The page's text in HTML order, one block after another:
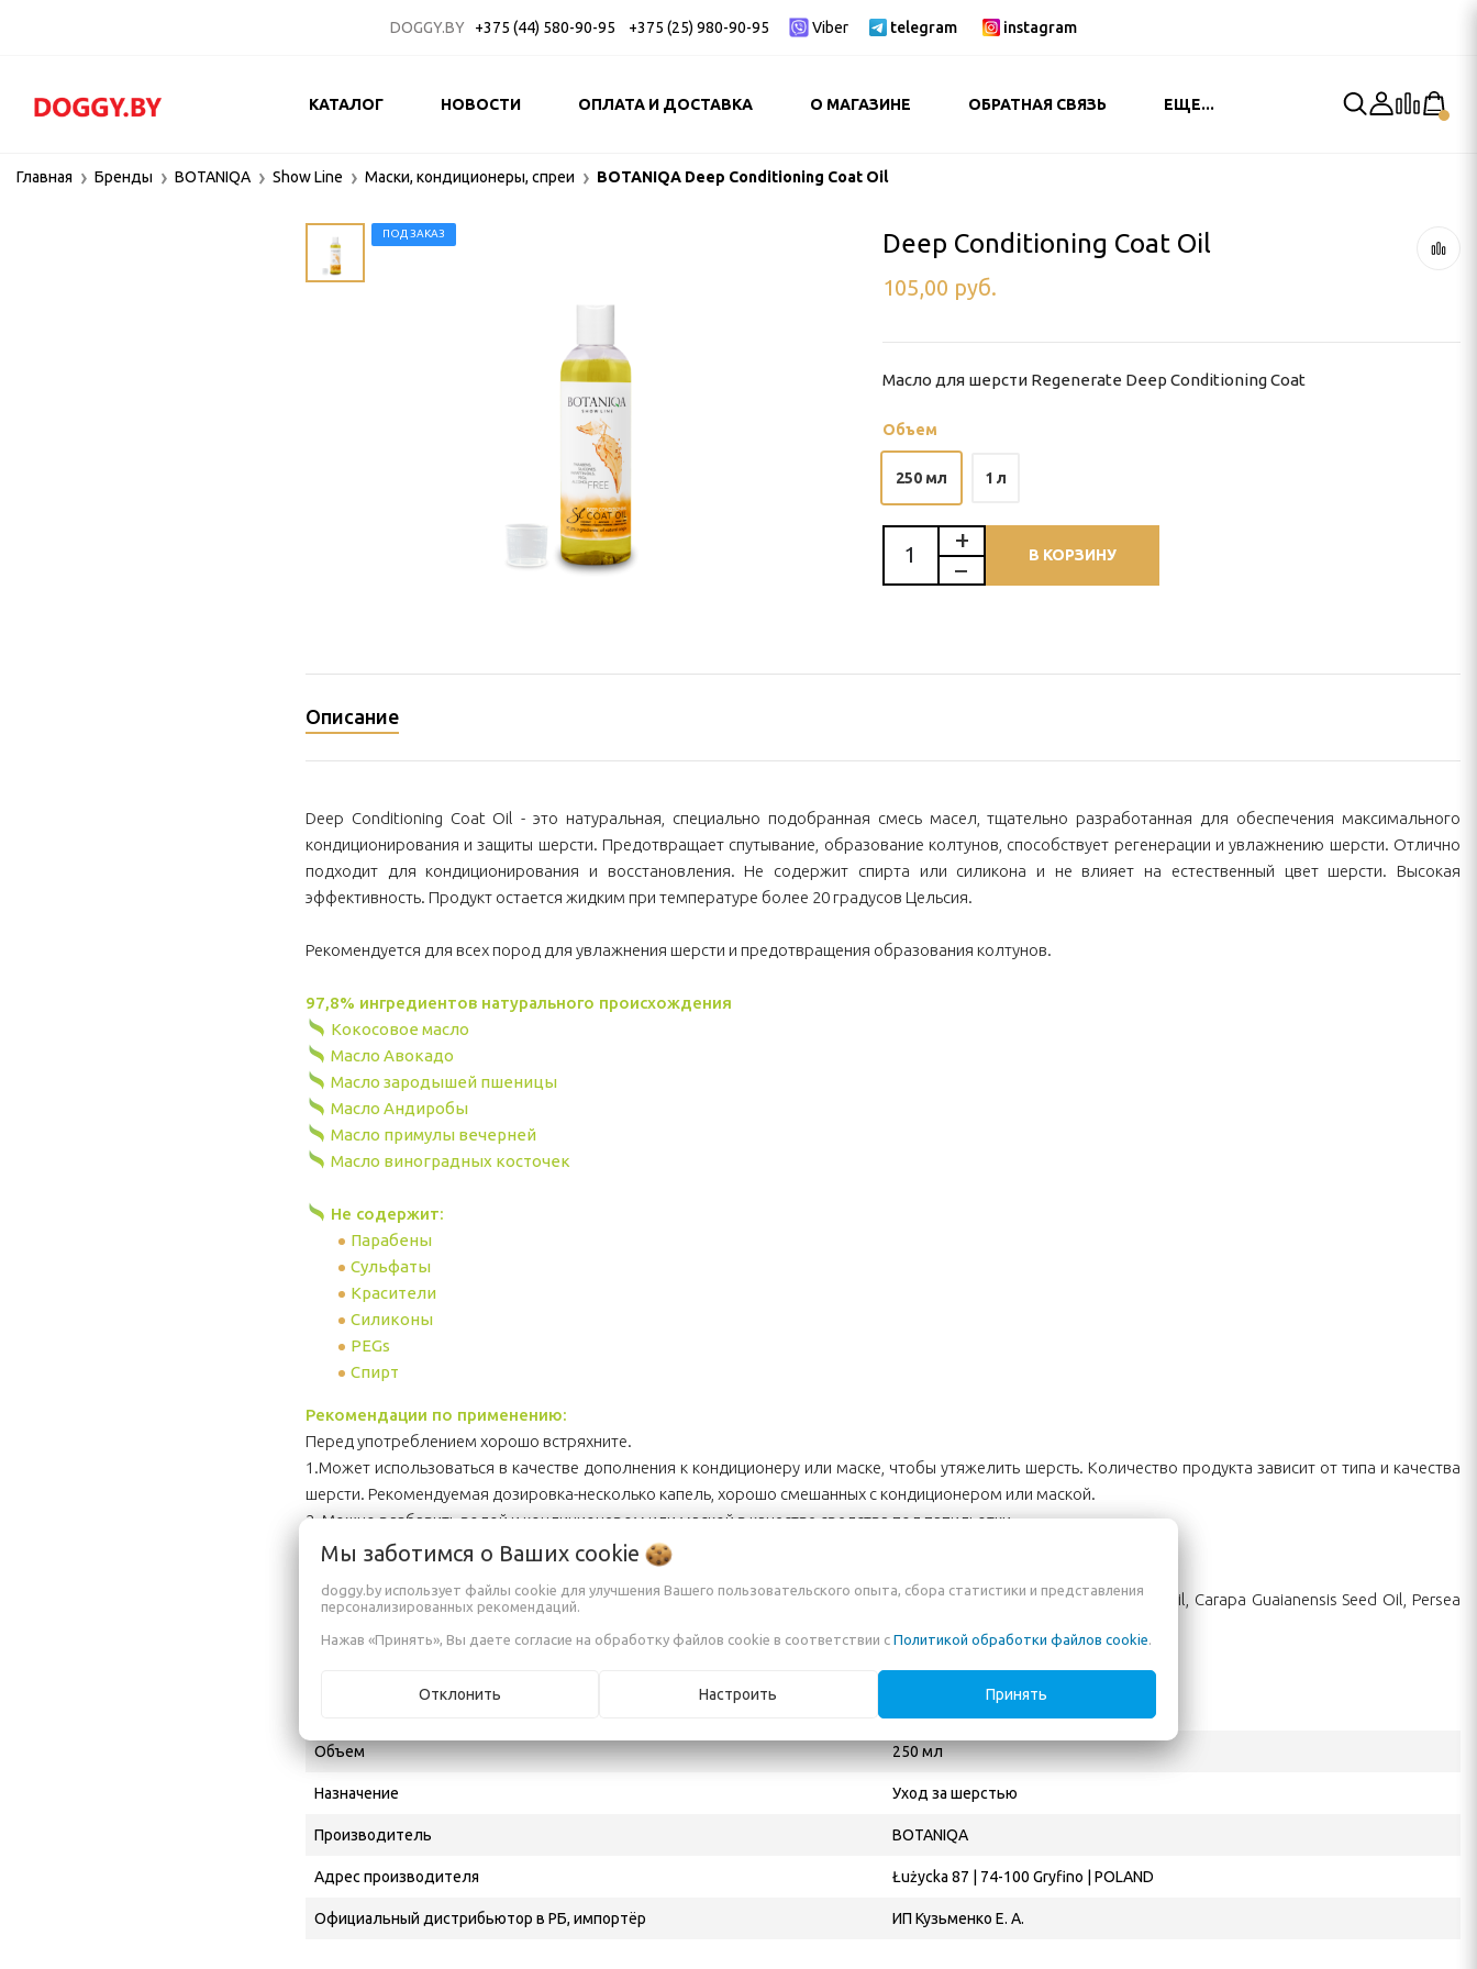
DOGGY.BY +375 (44) 580-90-95 +375 (25) 980-90-95 Viber telegram instagram
КАТАЛОГ НОВОСТИ ОПЛАТА И ДОСТАВКА О МАГАЗИНЕ ОБРАТНАЯ СВЯЗЬ ЕЩЕ...
Главная Бренды BOTANIQA Show Line Маски, кондиционеры, спреи BOTANIQA Deep Conditioning Coat Oil
ПОД ЗАКАЗ Deep Conditioning Coat Oil
105,00 руб.
Масло для шерсти Regenerate Deep Conditioning Coat
Объем
250 мл 1 л
В КОРЗИНУ
Описание
Deep Conditioning Coat Oil - это натуральная, специально подобранная смесь масел, тщательно разработанная для обеспечения максимального
кондиционирования и защиты шерсти. Предотвращает спутывание, образование колтунов, способствует регенерации и увлажнению шерсти. Отлично
подходит для кондиционирования и восстановления. Не содержит спирта или силикона и не влияет на естественный цвет шерсти. Высокая
эффективность. Продукт остается жидким при температуре более 20 градусов Цельсия.
Рекомендуется для всех пород для увлажнения шерсти и предотвращения образования колтунов.
97,8% ингредиентов натурального происхождения
Кокосовое масло
Масло Авокадо
Масло зародышей пшеницы
Масло Андиробы
Масло примулы вечерней
Масло виноградных косточек
Не содержит:
Парабены
Сульфаты
Красители
Силиконы
PEGs
Спирт
Рекомендации по применению:
Перед употреблением хорошо встряхните.
1.Может использоваться в качестве дополнения к кондиционеру или маске, чтобы утяжелить шерсть. Количество продукта зависит от типа и качества
шерсти. Рекомендуемая дозировка-несколько капель, хорошо смешанных с кондиционером или маской.
2. Можно разбавить водой и кондиционером или маской в качестве средства под папильотки.
Cocos Nucifera Oil, Helianthus Annuus Seed Oil, Triticum Vulgare Germ Oil, Vitis Vinifera Seed Oil, Oenothera Biennis Oil, Carapa Guaianensis Seed Oil, Persea
Характеристики
Объем 250 мл
Назначение Уход за шерстью
Производитель BOTANIQA
Адрес производителя Łużycka 87 | 74-100 Gryfino | POLAND
Официальный дистрибьютор в РБ, импортёр ИП Кузьменко Е. А.
Мы заботимся о Ваших cookie
doggy.by использует файлы cookie для улучшения Вашего пользовательского опыта, сбора статистики и представления
персонализированных рекомендаций.
Нажав «Принять», Вы даете согласие на обработку файлов cookie в соответствии с Политикой обработки файлов cookie
Отклонить Настроить Принять